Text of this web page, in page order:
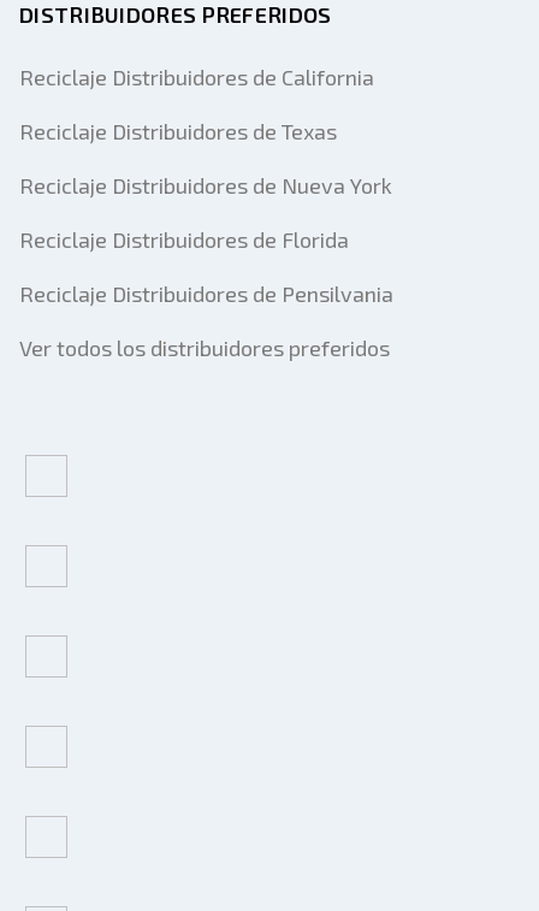
DISTRIBUIDORES PREFERIDOS
Reciclaje Distribuidores de California
Reciclaje Distribuidores de Texas
Reciclaje Distribuidores de Nueva York
Reciclaje Distribuidores de Florida
Reciclaje Distribuidores de Pensilvania
Ver todos los distribuidores preferidos